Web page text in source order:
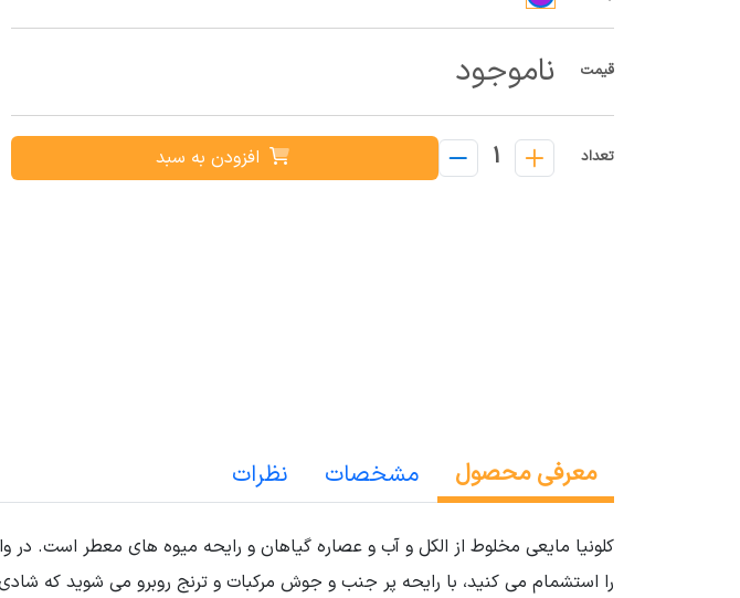
قیمت ناموجود
تعداد 1 افزودن به سبد
معرفی محصول مشخصات نظرات
را استشمام می کنید، با رایحه پر جنب و جوش مرکبات و ترنج روبرو می شوید که